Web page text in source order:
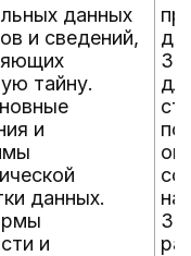
данных
и сведений,
тайну.
и
данных.
и